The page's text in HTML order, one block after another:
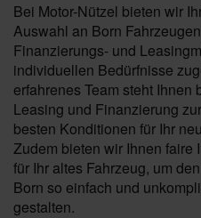
Bei Motor-Nützel bieten wir
Auswahl an Born
Finanzierungs- und
individuellen Bedürfnisse
erfahrenes Team steht Ihnen
Leasing und Finanzierung
besten Konditionen für Ihr
Zudem bieten wir Ihnen
für Ihr altes Fahrzeug, um
Born so einfach und
gestalten.